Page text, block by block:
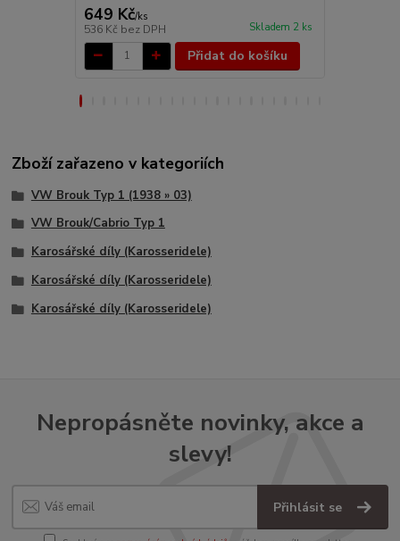
649 Kč/ks
536 Kč bez DPH Skladem 2 ks
Přidat do košíku
Zboží zařazeno v kategoriích
VW Brouk Typ 1 (1938 » 03)
VW Brouk/Cabrio Typ 1
Karosářské díly (Karosseridele)
Karosářské díly (Karosseridele)
Karosářské díly (Karosseridele)
Nepropásněte novinky, akce a
slevy!
Přihlásit se